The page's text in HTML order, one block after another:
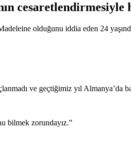
cesaretlendirmesiyle
olduğunu iddia eden 24
ve geçtiğimiz yıl Almanya’da
bilmek zorundayız.”